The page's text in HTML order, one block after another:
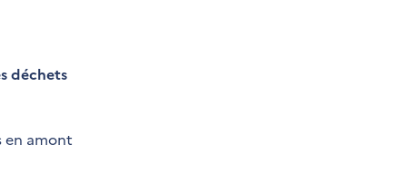
déchets
en amont